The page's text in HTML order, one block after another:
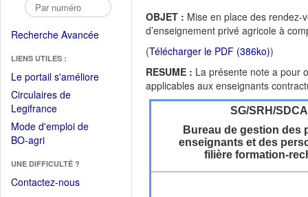
Recherche Avancée
LIENS UTILES :
Le portail s'améliore(Fichier
Circulaires de
Legifrance(Ouvrir
dans
une
fenêtre)
Mode d'emploi de
BO-agri(Ouvrir
une
nouvelle
UNE DIFFICULTÉ ?
Contactez-nous
OBJET : Mise en place des rendez-
d’enseignement privé agricole à
(Télécharger le PDF (386ko))
RESUME : La présente note a pour
applicables aux enseignants
SG/SRH/
Bureau de gestion des
enseignants et des
filière formation-